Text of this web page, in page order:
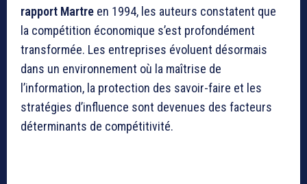
rapport Martre en 1994, les auteurs constatent que
la compétition économique s’est profondément
transformée. Les entreprises évoluent désormais
dans un environnement où la maîtrise de
l’information, la protection des savoir-faire et les
stratégies d’influence sont devenues des facteurs
déterminants de compétitivité.